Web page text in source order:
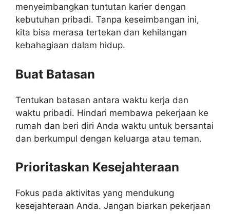
menyeimbangkan tuntutan karier dengan
kebutuhan pribadi. Tanpa keseimbangan ini,
kita bisa merasa tertekan dan kehilangan
kebahagiaan dalam hidup.
Buat Batasan
Tentukan batasan antara waktu kerja dan
waktu pribadi. Hindari membawa pekerjaan ke
rumah dan beri diri Anda waktu untuk bersantai
dan berkumpul dengan keluarga atau teman.
Prioritaskan Kesejahteraan
Fokus pada aktivitas yang mendukung
kesejahteraan Anda. Jangan biarkan pekerjaan